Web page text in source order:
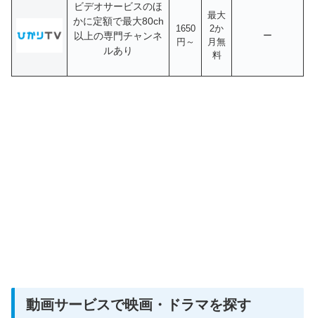
ビデオサービスのほ
かに定額で最大80ch
以上の専門チャンネ
ルあり
1650
円～
最大
2か
月無
料
ー
動画サービスで映画・ドラマを探す